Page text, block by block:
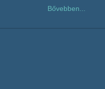
Bővebben...